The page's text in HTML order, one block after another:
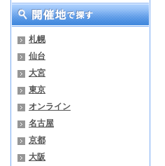
札幌
仙台
大宮
東京
オンライン
名古屋
京都
大阪